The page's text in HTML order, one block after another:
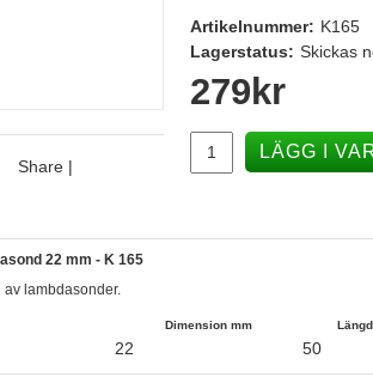
Share |
Artikelnummer: K165
Lagerstatus: Skickas
279kr
LÄGG I
22 mm - K 165
av lambdasonder.
Dimension mm
22 50